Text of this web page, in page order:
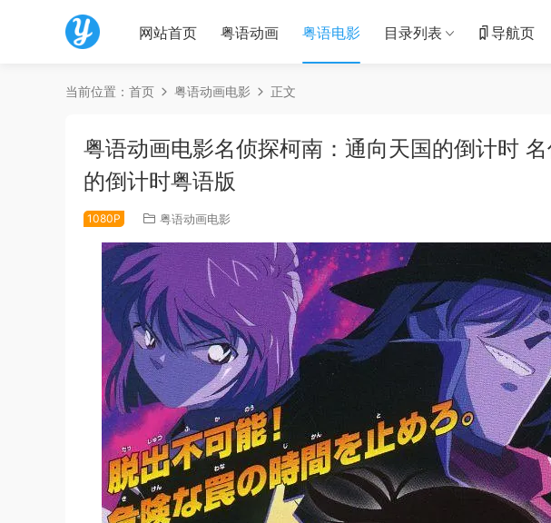
网站首页 粤语动画 粤语电影 目录列表 导航页
当前位置： 首页 粤语动画电影 正文
粤语动画电影名侦探柯南：通向天国的倒计时
的倒计时粤语版
1080P 粤语动画电影